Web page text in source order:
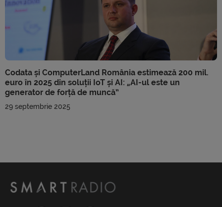
Codata și ComputerLand România estimează 200 mil.
euro în 2025 din soluții IoT și AI: „AI-ul este un
generator de forță de muncă”
29 septembrie 2025